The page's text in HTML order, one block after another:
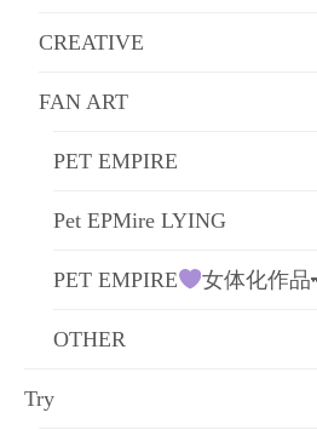
CREATIVE
FAN ART
PET EMPIRE
Pet EPMire LYING
PET EMPIRE 女体化作
OTHER
Try